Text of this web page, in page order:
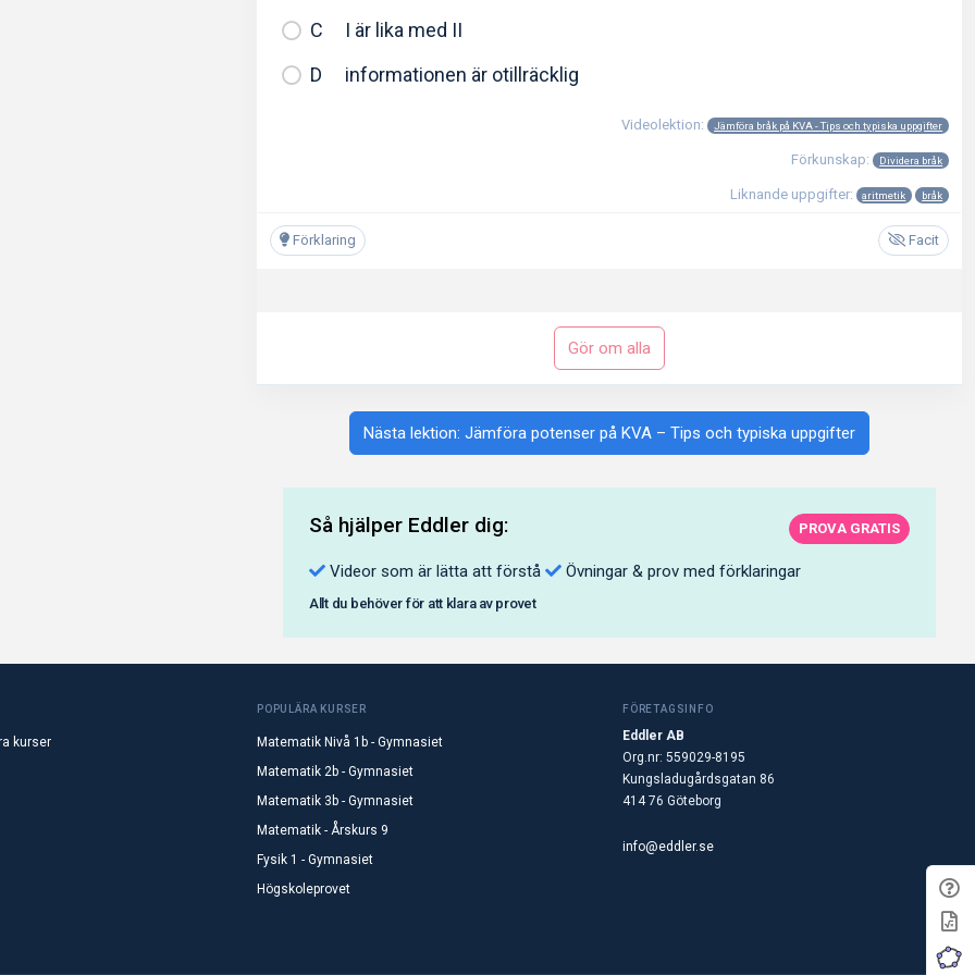
I är lika med II
informationen är otillräcklig
Videolektion: Jämföra bråk på KVA - Tips och typiska uppgifter
Förkunskap: Dividera bråk
Liknande uppgifter: aritmetik bråk
Förklaring Facit
Gör om alla
Nästa lektion: Jämföra potenser på KVA – Tips och typiska uppgifter
PROVA GRATIS
Så hjälper Eddler dig:
Videor som är lätta att förstå Övningar & prov med förklaringar
Allt du behöver för att klara av provet
kurser
POPULÄRA KURSER
Matematik Nivå 1b - Gymnasiet
Matematik 2b - Gymnasiet
Matematik 3b - Gymnasiet
Matematik - Årskurs 9
Fysik 1 - Gymnasiet
Högskoleprovet
FÖRETAGSINFO
Eddler AB
Org.nr: 559029-8195
Kungsladugårdsgatan 86
414 76 Göteborg
info@eddler.se